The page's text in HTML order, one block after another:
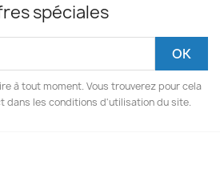
spéciales
à tout moment. Vous trouverez pour cela
dans les conditions d'utilisation du site.